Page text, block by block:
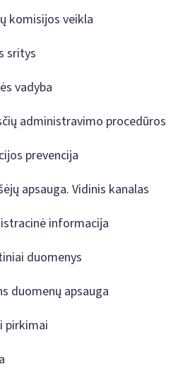
komisijos veikla
sritys
vadyba
administravimo procedūros
prevencija
apsauga. Vidinis kanalas
informacija
duomenys
duomenų apsauga
pirkimai